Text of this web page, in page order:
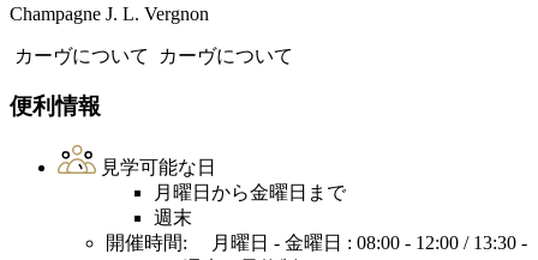
Champagne J. L. Vergnon
カーヴについて カーヴについて
便利情報
見学可能な日
月曜日から金曜日まで
週末
開催時間: 月曜日 - 金曜日 : 08:00 - 12:00 / 13:30 -